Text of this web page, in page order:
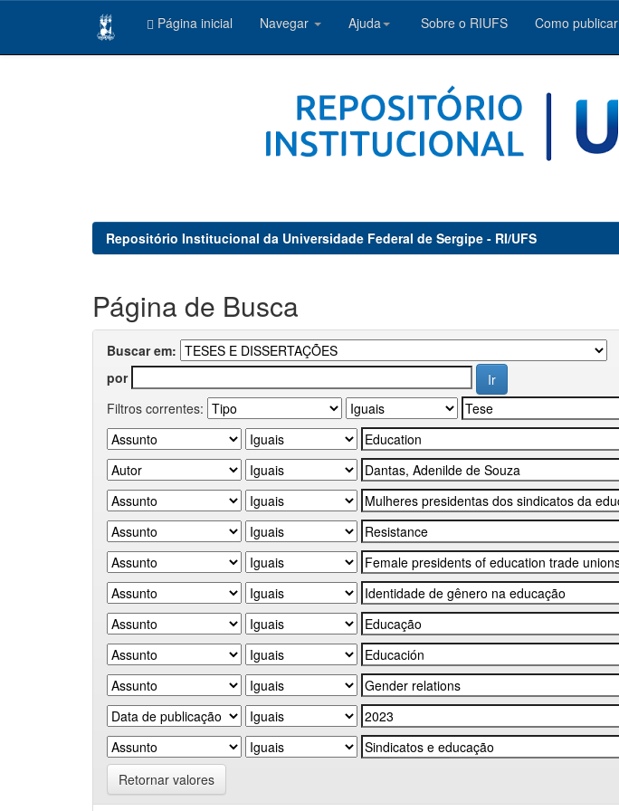
Página inicial Navegar Ajuda Sobre o RIUFS Como publicar
Repositório Institucional da Universidade Federal de Sergipe - RI/UFS
Página de Busca
Buscar em:
por
Filtros correntes:
Retornar valores